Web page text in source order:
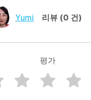
Yumi 리뷰 (0 건)
평가